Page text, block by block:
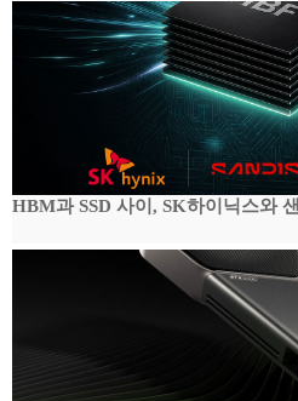
HBM과 SSD 사이, SK하이닉스와